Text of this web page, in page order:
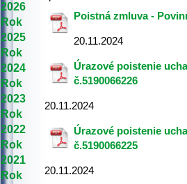
2026
Rok
2025
Rok
2024
Rok
2023
Rok
2022
Rok
2021
Rok
Poistná zmluva -
20.11.2024
Úrazové poistenie
č.5190066226
20.11.2024
Úrazové poistenie
č.5190066225
20.11.2024